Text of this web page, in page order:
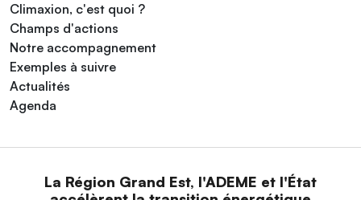
Climaxion, c'est quoi ?
Champs d'actions
Notre accompagnement
Exemples à suivre
Actualités
Agenda
La Région Grand Est, l'ADEME et l'État